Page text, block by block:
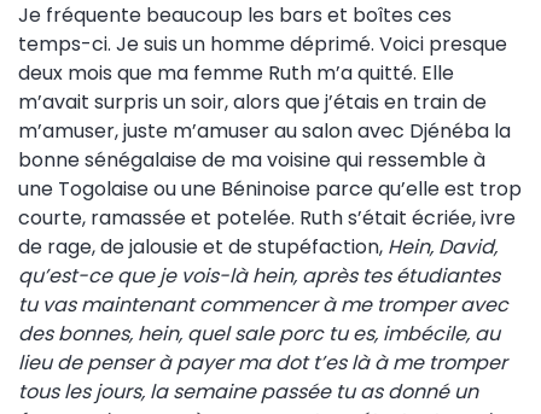
Je fréquente beaucoup les bars et boîtes ces
temps-ci. Je suis un homme déprimé. Voici presque
deux mois que ma femme Ruth m’a quitté. Elle
m’avait surpris un soir, alors que j’étais en train de
m’amuser, juste m’amuser au salon avec Djénéba la
bonne sénégalaise de ma voisine qui ressemble à
une Togolaise ou une Béninoise parce qu’elle est trop
courte, ramassée et potelée. Ruth s’était écriée, ivre
de rage, de jalousie et de stupéfaction, Hein, David,
qu’est-ce que je vois-là hein, après tes étudiantes
tu vas maintenant commencer à me tromper avec
des bonnes, hein, quel sale porc tu es, imbécile, au
lieu de penser à payer ma dot t’es là à me tromper
tous les jours, la semaine passée tu as donné un